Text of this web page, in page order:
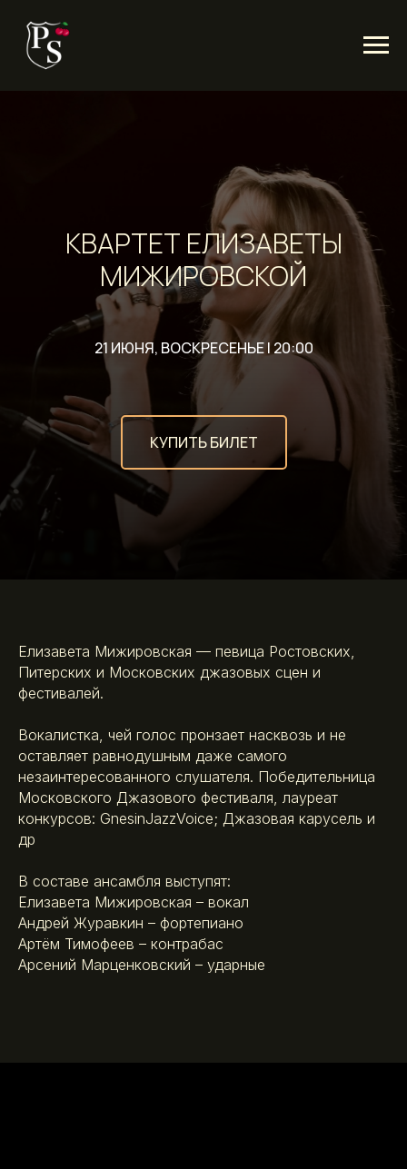
КВАРТЕТ ЕЛИЗАВЕТЫ
МИЖИРОВСКОЙ
21 ИЮНЯ, ВОСКРЕСЕНЬЕ | 20:00
КУПИТЬ БИЛЕТ
Елизавета Мижировская — певица Ростовских,
Питерских и Московских джазовых сцен и
фестивалей.
Вокалистка, чей голос пронзает насквозь и не
оставляет равнодушным даже самого
незаинтересованного слушателя. Победительница
Московского Джазового фестиваля, лауреат
конкурсов: GnesinJazzVoice; Джазовая карусель и
др
В составе ансамбля выступят:
Елизавета Мижировская – вокал
Андрей Журавкин – фортепиано
Артём Тимофеев – контрабас
Арсений Марценковский – ударные